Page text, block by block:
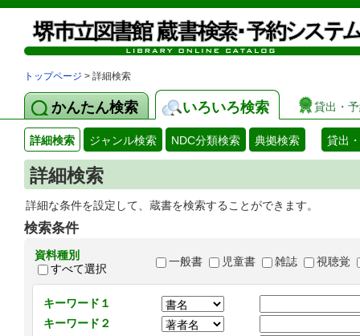
トップページ > 詳細検索
かんたん検索 いろいろ検索 貸出・
詳細検索 ジャンル検索 NDC分類検索 典拠検索 貸出
詳細検索
詳細な条件を設定して、蔵書を検索することができます。
検索条件
資料種別
すべて選択
一般書 児童書 雑誌 視聴覚
キーワード１
キーワード２